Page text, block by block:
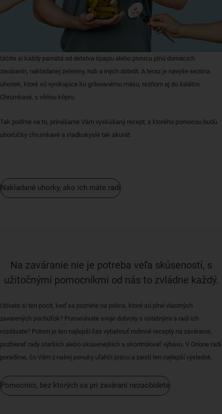
Určite si každý pamätá od detstva špajzu alebo pivnicu plnú domácich
zaváranín, nakladanej zeleniny, húb a iných dobrôt. A teraz je navyše sezóna
uhoriek, ktoré sú vynikajúce ku grilovanému mäsu, rezňom aj do šalátov.
Chrumkavé, s vôňou kôpru.
Tak poďme na to, prinášame Vám vyskúšaný recept, s ktorého pomocou budú
uhorčičky chrumkavé a sladkokyslé tak akurát.
Nakladané uhorky, ako ich máte radi
Na zaváranie nie je potreba veľa skúseností, s
užitočnými pomocníkmi od nás to zvládne každý.
Užívate si ten pocit, keď sa pozriete na police, ktoré sú plné vlastných
zavarených pochúťok? Porovnávate svoje dobroty s ostatnými a radi ich
rozdávate? Potom je ten najlepší čas vytiahnuť rodinné recepty na zaváranie,
pozbierať rady starších alebo skúsenejších a skontrolovať výbavu. V Orione radi
poradíme, čo Vám z našej ponuky uľahčí prácu a zaistí ten najlepší výsledok.
Pomocníci, bez ktorých sa pri zaváraní nezaobídete